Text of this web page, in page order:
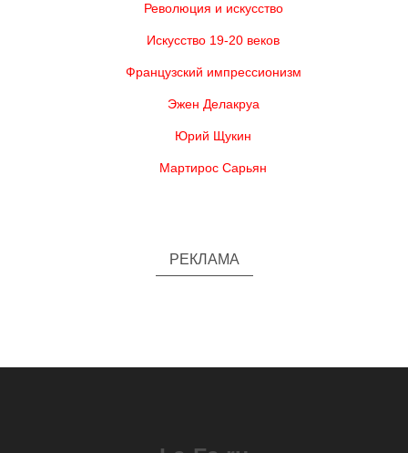
Революция и искусство
Искусство 19-20 веков
Французский импрессионизм
Эжен Делакруа
Юрий Щукин
Мартирос Сарьян
РЕКЛАМА